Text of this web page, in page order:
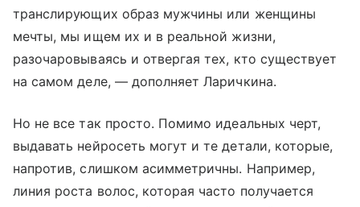
транслирующих образ мужчины или женщины
мечты, мы ищем их и в реальной жизни,
разочаровываясь и отвергая тех, кто существует
на самом деле, — дополняет Ларичкина.
Но не все так просто. Помимо идеальных черт,
выдавать нейросеть могут и те детали, которые,
напротив, слишком асимметричны. Например,
линия роста волос, которая часто получается